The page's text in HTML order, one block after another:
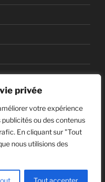
privée
votre expérience
ou des contenus
En cliquant sur "Tout
nous utilisions des
Tout accepter